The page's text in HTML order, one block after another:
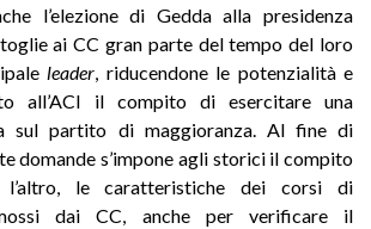
l’elezione di Gedda alla presidenza
toglie ai CC gran parte del tempo del loro
leader, riducendone le potenzialità e
all’ACI il compito di esercitare una
sul partito di maggioranza. Al fine di
domande s’impone agli storici il compito
le caratteristiche dei corsi di
dai CC, anche per verificare il